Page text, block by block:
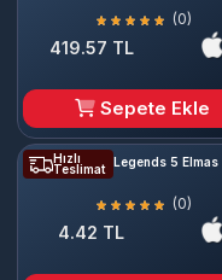
(0)
419.57 TL
Sepete Ekle
Hızlı
Teslimat Mobile Legends 5 Elmas
(0)
4.42 TL